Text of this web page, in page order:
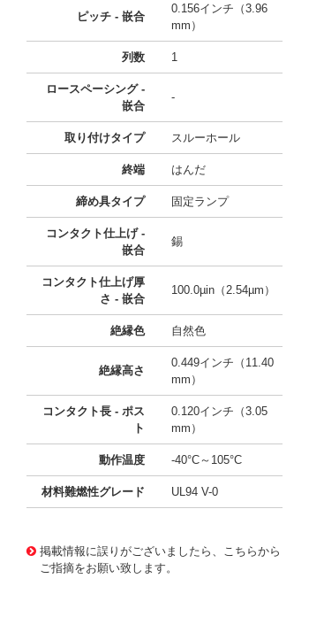
ピッチ - 嵌合
0.156インチ（3.96
mm）
列数 1
ロースペーシング -
嵌合
-
取り付けタイプ スルーホール
終端 はんだ
締め具タイプ 固定ランプ
コンタクト仕上げ -
嵌合
錫
コンタクト仕上げ厚
さ - 嵌合
100.0µin（2.54µm）
絶縁色 自然色
絶縁高さ
0.449インチ（11.40
mm）
コンタクト長 - ポス
ト
0.120インチ（3.05
mm）
動作温度 -40°C～105°C
材料難燃性グレード UL94 V-0
掲載情報に誤りがございましたら、こちらから
ご指摘をお願い致します。